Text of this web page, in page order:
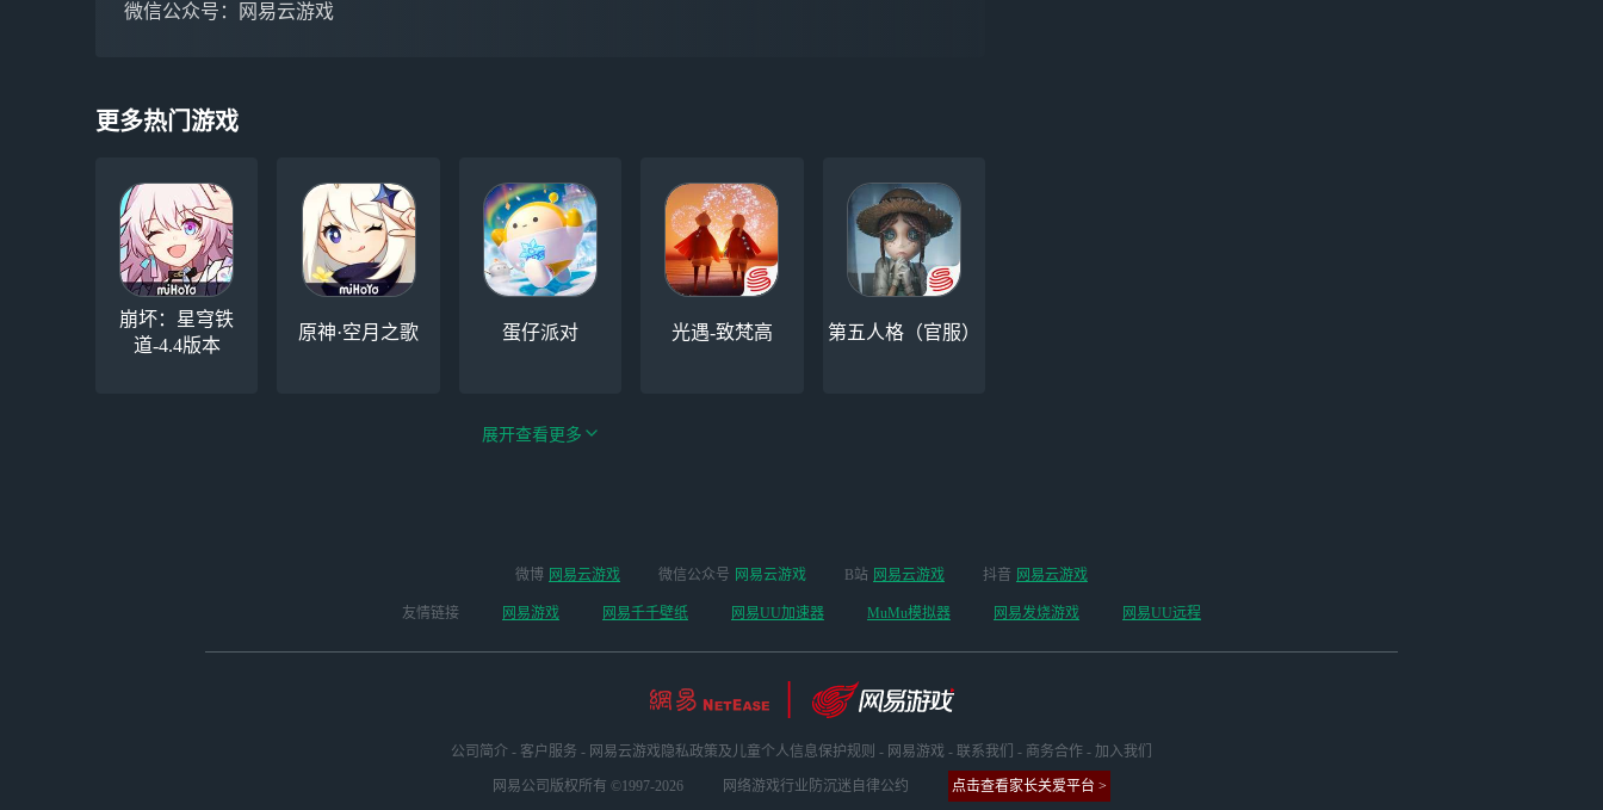
微信公众号：网易云游戏
更多热门游戏
崩坏：星穹铁
道-4.4版本
原神·空月之歌 蛋仔派对 光遇-致梵高 第五人格（官服）
逆水寒手游（全新
版本开启 ）
云手机 阴阳师
展开查看更多
微博 网易云游戏 微信公众号 网易云游戏 B站 网易云游戏 抖音 网易云游戏
友情链接 网易游戏 网易千千壁纸 网易UU加速器 MuMu模拟器 网易发烧游戏 网易UU远程
公司简介 - 客户服务 - 网易云游戏隐私政策及儿童个人信息保护规则 - 网易游戏 - 联系我们 - 商务合作 - 加入我们
网易公司版权所有 ©1997-2026 网络游戏行业防沉迷自律公约 点击查看家长关爱平台 >